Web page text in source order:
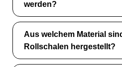
werden?
Aus welchem Material
Rollschalen hergestellt?